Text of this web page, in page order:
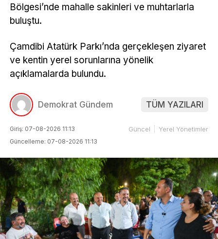
Bölgesi’nde mahalle sakinleri ve muhtarlarla
buluştu.
Çamdibi Atatürk Parkı’nda gerçekleşen ziyaret
ve kentin yerel sorunlarına yönelik
açıklamalarda bulundu.
Demokrat Gündem TÜM YAZILARI
Giriş: 07-08-2026 11:13
Güncelleme: 07-08-2026 11:13
Güncel Yerel Yönetimler